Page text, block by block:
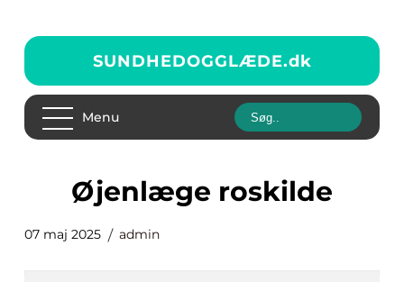
SUNDHEDOGGLÆDE.dk
Menu
øjenlæge roskilde
07 maj 2025 admin